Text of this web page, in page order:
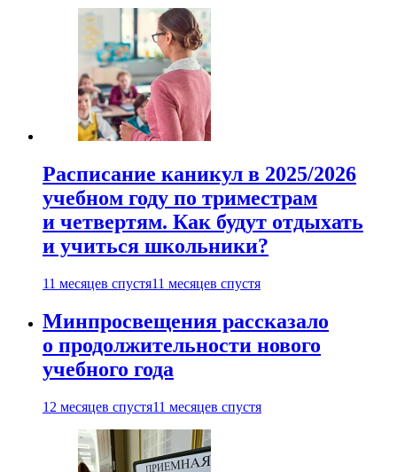
Расписание каникул в 2025/2026
учебном году по триместрам
и четвертям. Как будут отдыхать
и учиться школьники?
11 месяцев спустя11 месяцев спустя
Минпросвещения рассказало
о продолжительности нового
учебного года
12 месяцев спустя11 месяцев спустя